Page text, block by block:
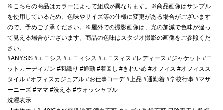
※こちらの商品はカラーによって組成が異なります。※商品画像はサンプル
を使用しているため、色味やサイズ等の仕様に変更がある場合がございます
ので、予めご了承ください。※屋外での撮影画像は、光の加減で色味が違っ
て見える場合がございます。商品の色味はスタジオ撮影の画像をご参照くだ
さい。
#ANYSIS #エニシス #エニィシス #エニスィス #レディース #ジャケット #ニ
ットカーディガン #羽織り #通勤 #着回し #きれいめ #オフィス #オフィスス
タイル #オフィスカジュアル #お仕事コーデ #上品 #通勤着 #学校行事 #マザ
ーニーズ #ママ #洗える #ウォッシャブル
洗濯表示